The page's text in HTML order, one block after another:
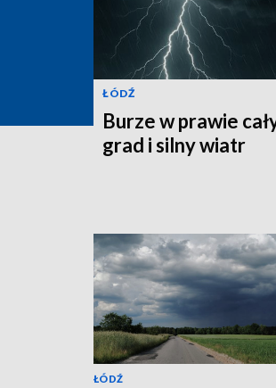
ŁÓDŹ
Burze w prawie
grad i silny wiatr
ŁÓDŹ